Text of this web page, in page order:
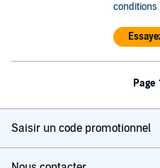
Page
Saisir un code promotionnel